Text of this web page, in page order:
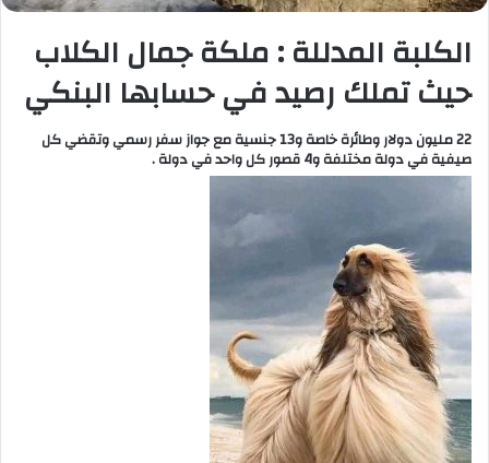
الكلبة المدللة : ملكة جمال الكلاب
حيث تملك رصيد في حسابها البنكي
22 مليون دولار وطائرة خاصة و13 جنسية مع جواز سفر رسمي وتقضي كل
صيفية في دولة مختلفة و4 قصور كل واحد في دولة .